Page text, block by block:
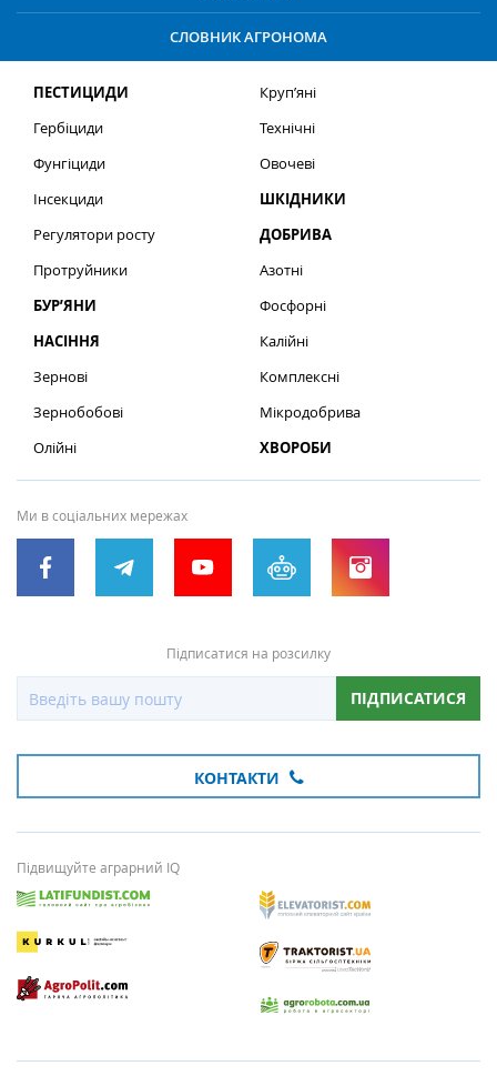
СЛОВНИК АГРОНОМА
ПЕСТИЦИДИ
Гербіциди
Фунгіциди
Інсекциди
Регулятори росту
Протруйники
БУР’ЯНИ
НАСІННЯ
Зернові
Зернобобові
Олійні
Круп’яні
Технічні
Овочеві
ШКІДНИКИ
ДОБРИВА
Азотні
Фосфорні
Калійні
Комплексні
Мікродобрива
ХВОРОБИ
Ми в соціальних мережах
Підписатися на розсилку
ПІДПИСАТИСЯ
КОНТАКТИ
Підвищуйте аграрний IQ